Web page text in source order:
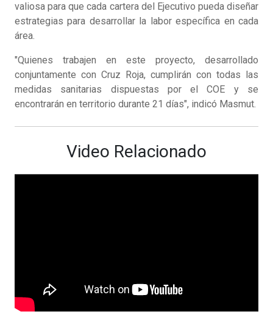
valiosa para que cada cartera del Ejecutivo pueda diseñar
estrategias para desarrollar la labor específica en cada
área.
"Quienes trabajen en este proyecto, desarrollado
conjuntamente con Cruz Roja, cumplirán con todas las
medidas sanitarias dispuestas por el COE y se
encontrarán en territorio durante 21 días", indicó Masmut.
Video Relacionado